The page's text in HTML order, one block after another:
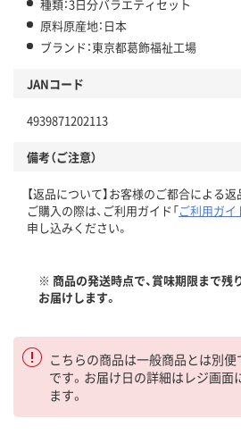
種類：3日分バラエティセット
原料原産地：日本
ブランド：東京都葛飾福祉工場
JANコード
4939871202113
備考（ご注意）
【返品について】お客様のご都合による
ご購入の際は、ご利用ガイド「ご利用ガイ
申し込みください。
※ 商品の発送時点で、賞味期限まで残
お届けします。
こちらの商品は一般商品とは別
です。お届け日の詳細はレジ画面
ます。